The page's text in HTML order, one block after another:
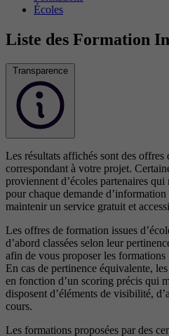
Écoles
Liste des Formation
Transparence
Les résultats affichés sont des
correspondant à votre projet.
proviennent d’écoles partenaires
pour chaque demande
maintenir un service gratuit et
Les offres de formation issues
d’abord classées selon leur
afin de vous proposer les formations
En cas de pertinence équivalente,
en fonction d’un scoring précis qui
disposent d’éléments de visibilité,
cours.
Les formations proposées par des